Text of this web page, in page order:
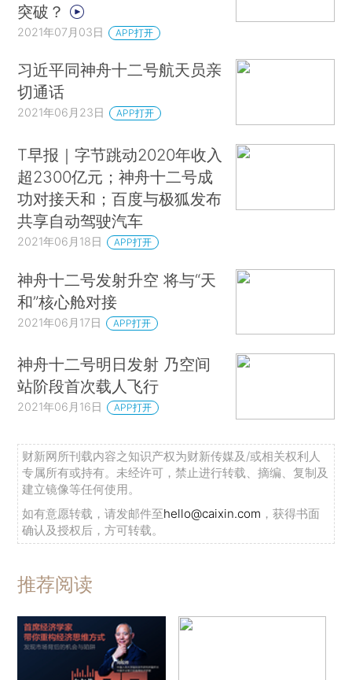
突破？
2021年07月03日 APP打开
习近平同神舟十二号航天员亲
切通话
2021年06月23日 APP打开
T早报｜字节跳动2020年收入
超2300亿元；神舟十二号成
功对接天和；百度与极狐发布
共享自动驾驶汽车
2021年06月18日 APP打开
神舟十二号发射升空 将与“天
和”核心舱对接
2021年06月17日 APP打开
神舟十二号明日发射 乃空间
站阶段首次载人飞行
2021年06月16日 APP打开
财新网所刊载内容之知识产权为财新传媒及/或相关权利人
专属所有或持有。未经许可，禁止进行转载、摘编、复制及
建立镜像等任何使用。
如有意愿转载，请发邮件至hello@caixin.com ，获得书面
确认及授权后，方可转载。
推荐阅读